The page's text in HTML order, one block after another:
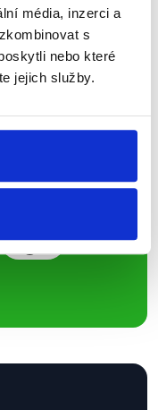
média, inzerci a
s
nebo které
jejich služby.
události